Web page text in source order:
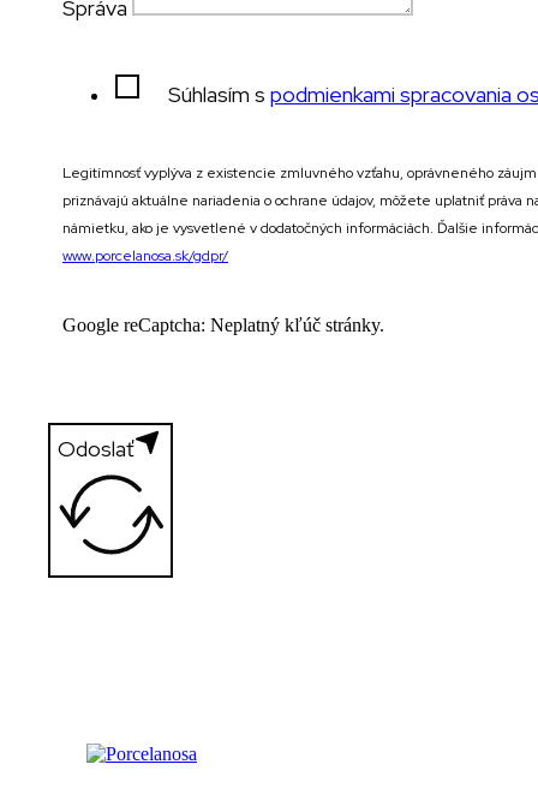
Správa
Súhlasím s podmienkami spracovania
Legitímnosť vyplýva z existencie zmluvného vzťahu, oprávneného
priznávajú aktuálne nariadenia o ochrane údajov, môžete uplatniť práva
námietku, ako je vysvetlené v dodatočných informáciách. Ďalšie
www.porcelanosa.sk/gdpr/
Google reCaptcha: Neplatný kľúč stránky.
Odoslať